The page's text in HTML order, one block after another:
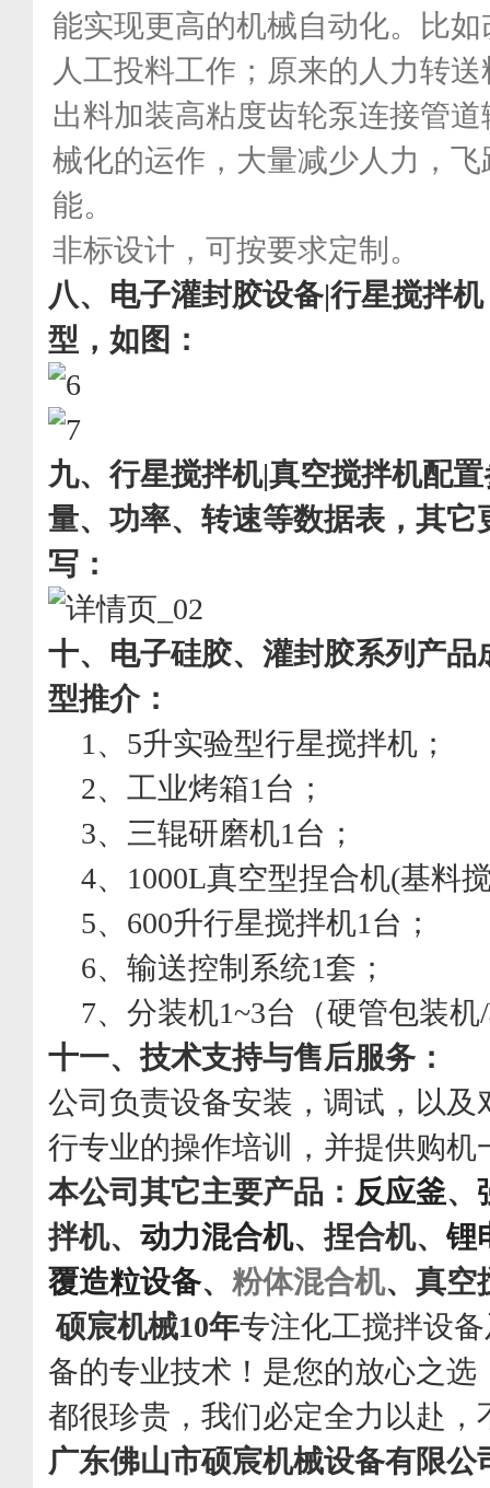
能实现更高的机械自动化。比
人工投料工作；原来的人力转
出料加装高粘度齿轮泵连接管
械化的运作，大量减少人力，
能。
非标设计，可按要求定制。
八、 电子灌封胶设备|行星搅拌
型，如图 ：
九、 行星搅拌机|真空搅拌机配
量、功率、转速等数据表，其它
写：
十、 电子硅胶、灌封胶系列产
型推介：
1、 5升实验型行星搅拌机；
2、 工业烤箱1台；
3、 三辊研磨机1台；
4、 1000L真空型捏合机(基料
5、 600升行星搅拌机1台；
6、 输送控制系统1套；
7、 分装机1~3台（硬管包装
十一、技术支持与售后服务：
公司负责设备安装，调试，以及
行专业的操作培训，并提供购机
本公司其它主要产品： 反应釜、
拌机、 动力混合机、捏合机、锂
覆造粒设备、 粉体混合机、 真空
硕宸机械10年专注化工搅拌设
备的专业技术！是您的放心之选
都很珍贵，我们必定全力以赴，
广东佛山市硕宸机械设备有限公